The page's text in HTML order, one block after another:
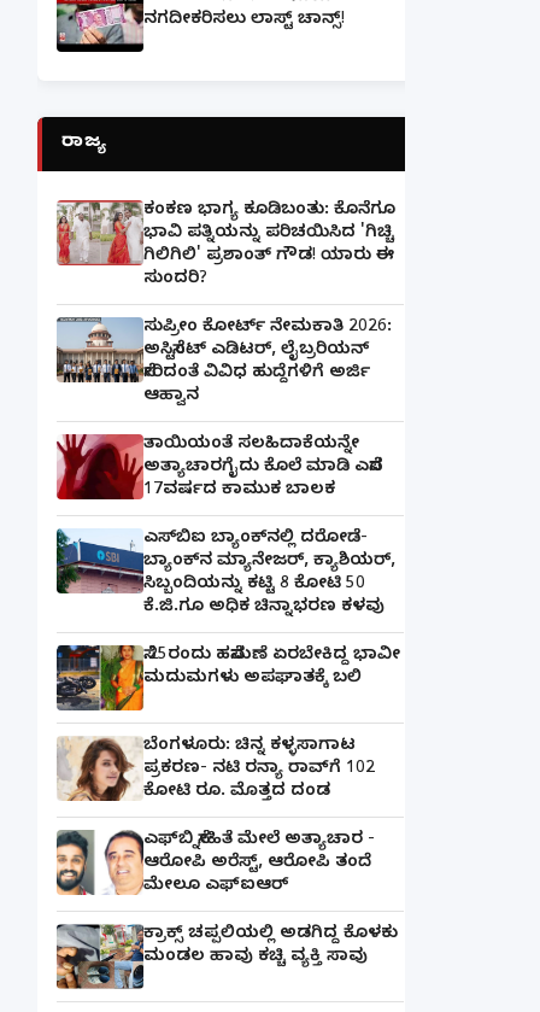
ನಗದೀಕರಿಸಲು ಲಾಸ್ಟ್‌ ಚಾನ್ಸ್‌!
ರಾಜ್ಯ
ಕಂಕಣ ಭಾಗ್ಯ ಕೂಡಿಬಂತು: ಕೊನೆಗೂ
ಭಾವಿ ಪತ್ನಿಯನ್ನು ಪರಿಚಯಿಸಿದ 'ಗಿಚ್ಚಿ
ಗಿಲಿಗಿಲಿ' ಪ್ರಶಾಂತ್ ಗೌಡ! ಯಾರು ಈ
ಸುಂದರಿ?
ಸುಪ್ರೀಂ ಕೋರ್ಟ್ ನೇಮಕಾತಿ 2026:
ಅಸಿಸ್ಟೆಂಟ್ ಎಡಿಟರ್, ಲೈಬ್ರರಿಯನ್
ಸೇರಿದಂತೆ ವಿವಿಧ ಹುದ್ದೆಗಳಿಗೆ ಅರ್ಜಿ
ಆಹ್ವಾನ
ತಾಯಿಯಂತೆ ಸಲಹಿದಾಕೆಯನ್ನೇ
ಅತ್ಯಾಚಾರಗೈದು ಕೊಲೆ ಮಾಡಿ ಎಸೆದ
17ವರ್ಷದ ಕಾಮುಕ ಬಾಲಕ
ಎಸ್‌ಬಿಐ ಬ್ಯಾಂಕ್‌ನಲ್ಲಿ‌ ದರೋಡೆ-
ಬ್ಯಾಂಕ್​ನ ಮ್ಯಾನೇಜರ್‌, ಕ್ಯಾಶಿಯರ್‌,
ಸಿಬ್ಬಂದಿಯನ್ನು ಕಟ್ಟಿ 8 ಕೋಟಿ 50
ಕೆ.ಜಿ.ಗೂ ಅಧಿಕ ಚಿನ್ನಾಭರಣ ಕಳವು
ಸೆ.25ರಂದು ಹಸೆಮಣೆ ಏರಬೇಕಿದ್ದ ಭಾವೀ
ಮದುಮಗಳು ಅಪಘಾತಕ್ಕೆ ಬಲಿ
ಬೆಂಗಳೂರು: ಚಿನ್ನ ಕಳ್ಳಸಾಗಾಟ
ಪ್ರಕರಣ- ನಟಿ ರನ್ಯಾ ರಾವ್‌ಗೆ 102
ಕೋಟಿ ರೂ. ಮೊತ್ತದ ದಂಡ
ಎಫ್‌ಬಿ ಸ್ನೇಹಿತೆ ಮೇಲೆ ಅತ್ಯಾಚಾರ -
ಆರೋಪಿ ಅರೆಸ್ಟ್, ಆರೋಪಿ ತಂದೆ
ಮೇಲೂ ಎಫ್ಐಆರ್
ಕ್ರಾಕ್ಸ್ ಚಪ್ಪಲಿಯಲ್ಲಿ ಅಡಗಿದ್ದ ಕೊಳಕು
ಮಂಡಲ ಹಾವು ಕಚ್ಚಿ ವ್ಯಕ್ತಿ ಸಾವು